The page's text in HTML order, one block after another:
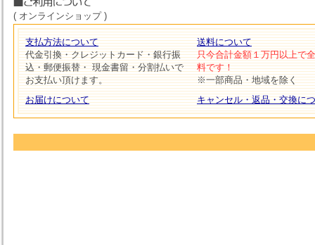
( オンラインショップ )
支払方法について
代金引換・クレジットカード・銀行振
込・郵便振替・ 現金書留・分割払いで
お支払い頂けます。
お届けについて
送料について
只今合計金額１万円以上で
料です！
※一部商品・地域を除く
キャンセル・返品・交換に